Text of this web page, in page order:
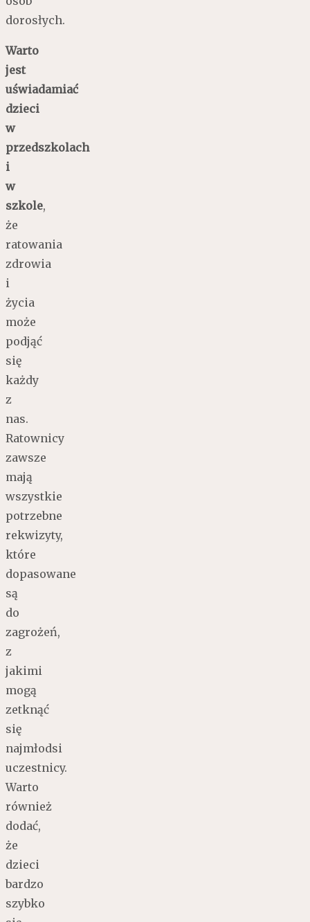
dorosłych.
Warto
jest
uświadamiać
dzieci
w
przedszkolach
i
w
szkole,
że
ratowania
zdrowia
i
życia
może
podjąć
się
każdy
z
nas.
Ratownicy
zawsze
mają
wszystkie
potrzebne
rekwizyty,
które
dopasowane
są
do
zagrożeń,
z
jakimi
mogą
zetknąć
się
najmłodsi
uczestnicy.
Warto
również
dodać,
że
dzieci
bardzo
szybko